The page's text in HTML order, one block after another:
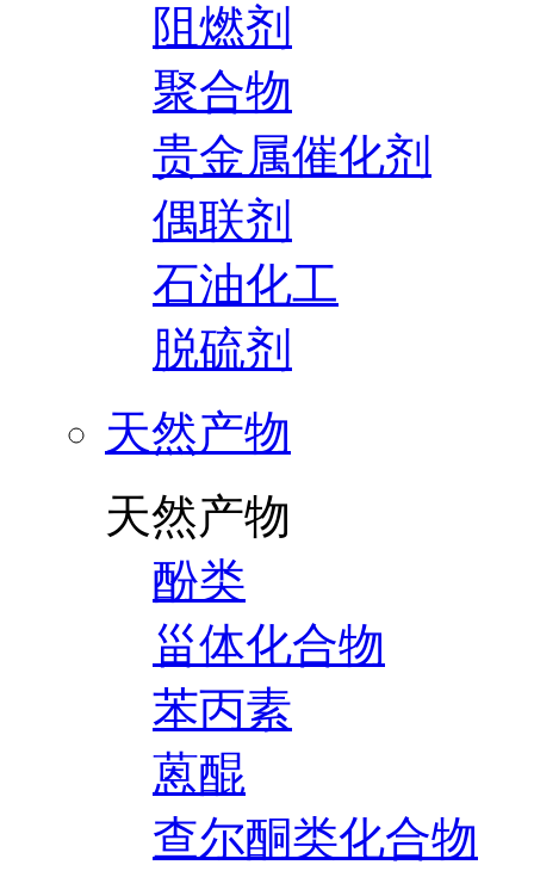
阻燃剂
聚合物
贵金属催化剂
偶联剂
石油化工
脱硫剂
天然产物
天然产物
酚类
甾体化合物
苯丙素
蒽醌
查尔酮类化合物